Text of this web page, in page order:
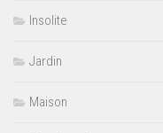
Insolite
Jardin
Maison